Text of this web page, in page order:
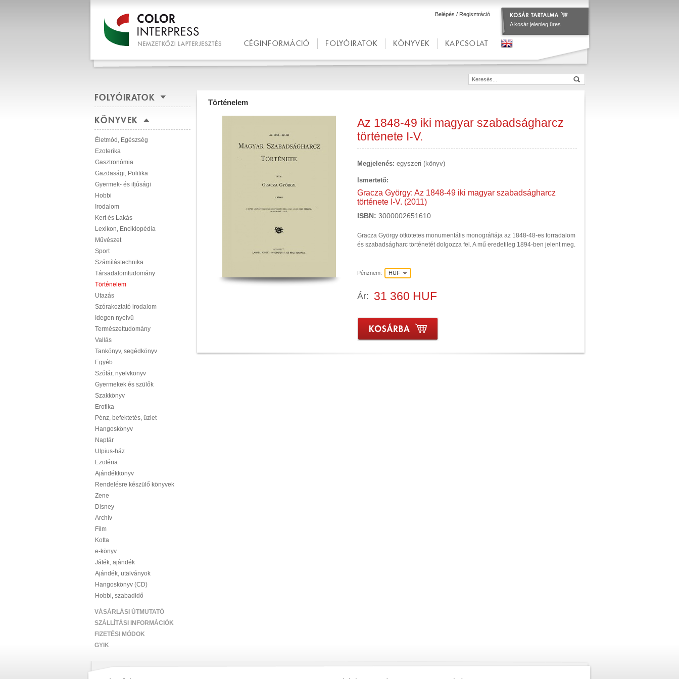
Belépés / Regisztráció
A kosár jelenleg üres
CÉGINFORMÁCIÓ FOLYÓIRATOK KÖNYVEK KAPCSOLAT
FOLYÓIRATOK
KÖNYVEK
Életmód, Egészség
Ezoterika
Gasztronómia
Gazdasági, Politika
Gyermek- és ifjúsági
Hobbi
Irodalom
Kert és Lakás
Lexikon, Enciklopédia
Művészet
Sport
Számítástechnika
Társadalomtudomány
Történelem
Utazás
Szórakoztató irodalom
Idegen nyelvű
Természettudomány
Vallás
Tankönyv, segédkönyv
Egyéb
Szótár, nyelvkönyv
Gyermekek és szülők
Szakkönyv
Erotika
Pénz, befektetés, üzlet
Hangoskönyv
Naptár
Ulpius-ház
Ezotéria
Ajándékkönyv
Rendelésre készülő könyvek
Zene
Disney
Archív
Film
Kotta
e-könyv
Játék, ajándék
Ajándék, utalványok
Hangoskönyv (CD)
Hobbi, szabadidő
VÁSÁRLÁSI ÚTMUTATÓ
SZÁLLÍTÁSI INFORMÁCIÓK
FIZETÉSI MÓDOK
GYIK
Történelem
Az 1848-49 iki magyar szabadságharcz
története I-V.
Megjelenés: egyszeri (könyv)
Ismertető:
Gracza György: Az 1848-49 iki magyar szabadságharcz
története I-V. (2011)
ISBN: 3000002651610
Gracza György ötkötetes monumentális monográfiája az 1848-48-es forradalom
és szabadságharc történetét dolgozza fel. A mű eredetileg 1894-ben jelent meg.
Pénznem: HUF
Ár: 31 360 HUF